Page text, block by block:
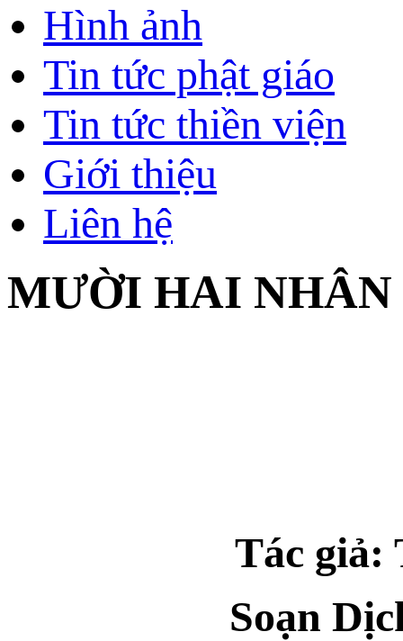
Hình ảnh
Tin tức phật giáo
Tin tức thiền viện
Giới thiệu
Liên hệ
MƯỜI HAI NHÂN
Tác giả:
Soạn